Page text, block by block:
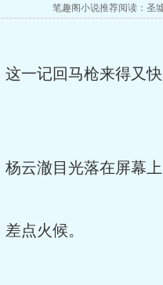
笔趣阁小说推荐阅读： 圣
记回马枪来得又快
澈目光落在屏幕上,
火候。